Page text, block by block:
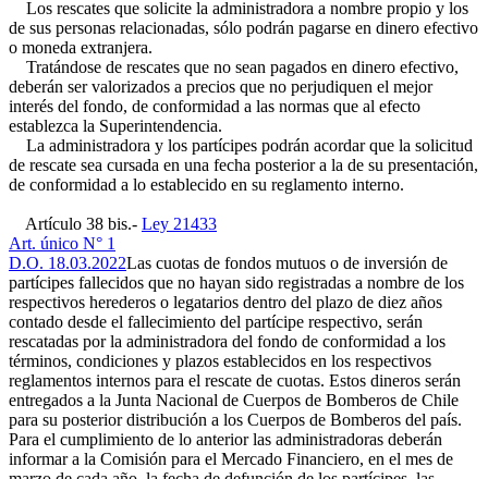
Los rescates que solicite la administradora a nombre propio y los
de sus personas relacionadas, sólo podrán pagarse en dinero efectivo
o moneda extranjera.
Tratándose de rescates que no sean pagados en dinero efectivo,
deberán ser valorizados a precios que no perjudiquen el mejor
interés del fondo, de conformidad a las normas que al efecto
establezca la Superintendencia.
La administradora y los partícipes podrán acordar que la solicitud
de rescate sea cursada en una fecha posterior a la de su presentación,
de conformidad a lo establecido en su reglamento interno.
Artículo 38 bis.- Ley 21433
Art. único N° 1
D.O. 18.03.2022Las cuotas de fondos mutuos o de inversión de
partícipes fallecidos que no hayan sido registradas a nombre de los
respectivos herederos o legatarios dentro del plazo de diez años
contado desde el fallecimiento del partícipe respectivo, serán
rescatadas por la administradora del fondo de conformidad a los
términos, condiciones y plazos establecidos en los respectivos
reglamentos internos para el rescate de cuotas. Estos dineros serán
entregados a la Junta Nacional de Cuerpos de Bomberos de Chile
para su posterior distribución a los Cuerpos de Bomberos del país.
Para el cumplimiento de lo anterior las administradoras deberán
informar a la Comisión para el Mercado Financiero, en el mes de